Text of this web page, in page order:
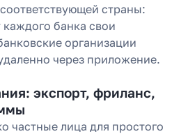
страны:
банка свои
организации
через приложение.
экспорт, фриланс,
частные лица для простого